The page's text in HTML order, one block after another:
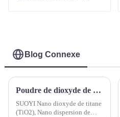
Blog Connexe
Poudre de dioxyde de titane nanométrique SUOYI Poudre de nano TiO2 Dispersion de dioxyde de titane nanométrique Poudre d'oxyde de zinc nanométrique Poudre de nano ZnO
SUOYI Nano dioxyde de titane
(TiO2), Nano dispersion de